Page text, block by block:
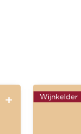
Wijnkelder